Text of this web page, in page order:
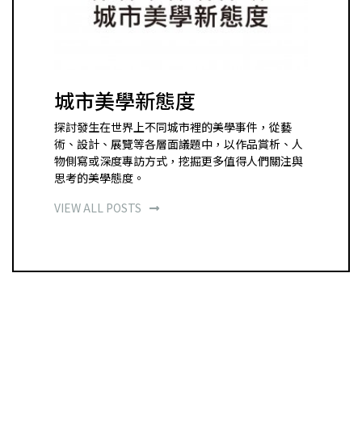
城市美學新態度
探討發生在世界上不同城市裡的美學事件，從藝
術、設計、展覽等各層面議題中，以作品賞析、人
物側寫或深度專訪方式，挖掘更多值得人們關注與
思考的美學態度。
VIEW ALL POSTS